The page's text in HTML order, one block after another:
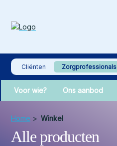
Cliënten Zorgprofessionals
Voor wie? Ons aanbod
Home > Winkel
Alle producten